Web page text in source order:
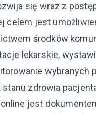
się wraz z
celem jest
środków
lekarskie,
wybranych
zdrowia
jest